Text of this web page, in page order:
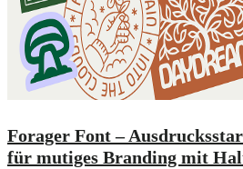
Forager Font –
für mutiges Branding mit